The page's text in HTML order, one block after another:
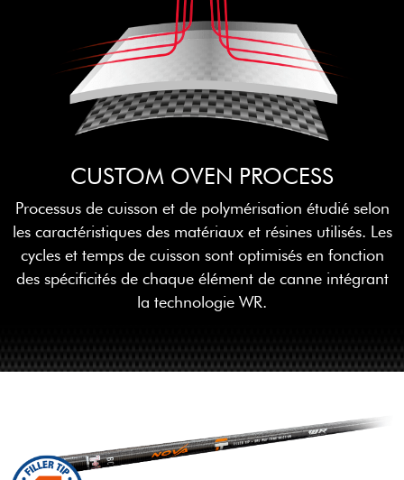
CUSTOM OVEN PROCESS
Processus de cuisson et de polymérisation étudié selon
les caractéristiques des matériaux et résines utilisés. Les
cycles et temps de cuisson sont optimisés en fonction
des spécificités de chaque élément de canne intégrant
la technologie WR.